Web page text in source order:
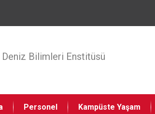
Deniz Bilimleri Enstitüsü
Personel Kampüste Yaşam